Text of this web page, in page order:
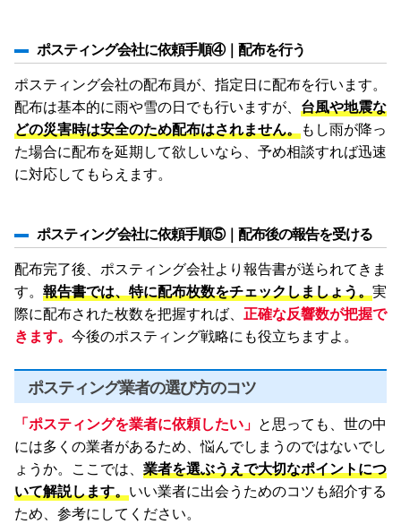
ポスティング会社に依頼手順④｜配布を行う
ポスティング会社の配布員が、指定日に配布を行います。
配布は基本的に雨や雪の日でも行いますが、 台風や地震な
どの災害時は安全のため配布はされません。 もし雨が降っ
た場合に配布を延期して欲しいなら、予め相談すれば迅速
に対応してもらえます。
ポスティング会社に依頼手順⑤｜配布後の報告を受ける
配布完了後、ポスティング会社より報告書が送られてきま
す。 報告書では、特に配布枚数をチェックしましょう。 実
際に配布された枚数を把握すれば、 正確な反響数が把握で
きます。 今後のポスティング戦略にも役立ちますよ。
ポスティング業者の選び方のコツ
「ポスティングを業者に依頼したい」 と思っても、世の中
には多くの業者があるため、悩んでしまうのではないでし
ょうか。ここでは、 業者を選ぶうえで大切なポイントにつ
いて解説します。 いい業者に出会うためのコツも紹介する
ため、参考にしてください。